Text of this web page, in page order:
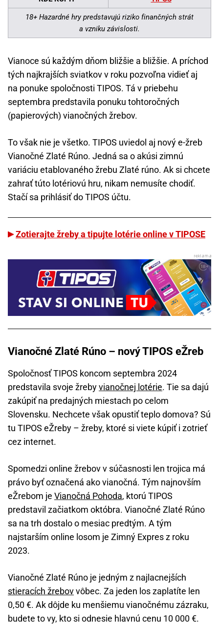
18+ Hazardné hry predstavujú riziko finančných strát
a vzniku závislosti.
Vianoce sú každým dňom bližšie a bližšie. A príchod
tých najkrajších sviatkov v roku pozvoľna vidieť aj
na ponuke spoločnosti TIPOS. Tá v priebehu
septembra predstavila ponuku tohtoročných
(papierových) vianočných žrebov.
To však nie je všetko. TIPOS uviedol aj nový e-žreb
Vianočné Zlaté Rúno. Jedná sa o akúsi zimnú
variáciu etablovaného žrebu Zlaté rúno. Ak si chcete
zahrať túto lotériovú hru, nikam nemusíte chodiť.
Stačí sa prihlásiť do TIPOS účtu.
Zotierajte žreby a tipujte lotérie online v TIPOSE
Vianočné Zlaté Rúno – nový TIPOS eŽreb
Spoločnosť TIPOS koncom septembra 2024
predstavila svoje žrebyvianočnej lotérie. Tie sa dajú
zakúpiť na predajných miestach po celom
Slovensku. Nechcete však opustiť teplo domova? Sú
tu TIPOS eŽreby – žreby, ktoré si viete kúpiť i zotrieť
cez internet.
Spomedzi online žrebov v súčasnosti len trojica má
právo byť označená ako vianočná. Tým najnovším
eŽrebom je Vianočná Pohoda, ktorú TIPOS
predstavil začiatkom októbra. Vianočné Zlaté Rúno
sa na trh dostalo o mesiac predtým. A tým
najstarším online losom je Zimný Expres z roku
2023.
Vianočné Zlaté Rúno je jedným z najlacnejších
stieracích žrebovvôbec. Za jeden los zaplatíte len
0,50 €. Ak dôjde ku menšiemu vianočnému zázraku,
budete to vy, kto si odnesie hlavnú cenu 10 000 €.